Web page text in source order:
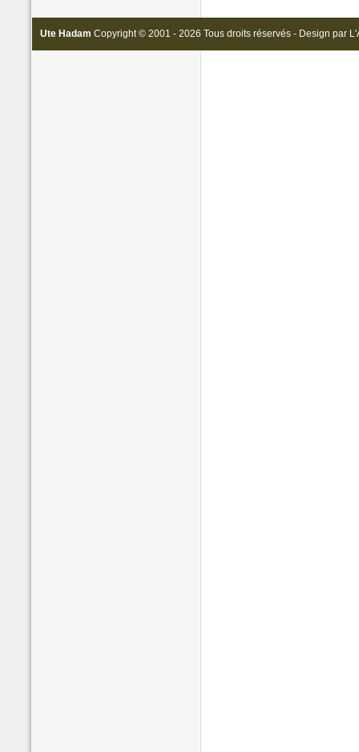
Ute Hadam Copyright © 2001 - 2026 Tous droits réservés - Design par